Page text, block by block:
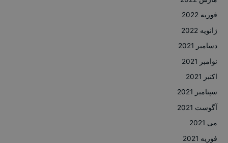
فوریه 2022
ژانویه 2022
دسامبر 2021
نوامبر 2021
اکتبر 2021
سپتامبر 2021
آگوست 2021
می 2021
فوریه 2021